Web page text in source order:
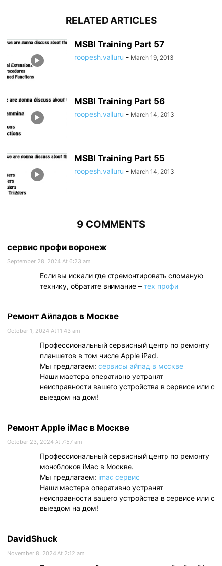
RELATED ARTICLES
MSBI Training Part 57
roopesh.valluru - March 19, 2013
MSBI Training Part 56
roopesh.valluru - March 14, 2013
MSBI Training Part 55
roopesh.valluru - March 14, 2013
9 COMMENTS
сервис профи воронеж
September 28, 2024 At 6:23 am
Если вы искали где отремонтировать сломаную
технику, обратите внимание – тех профи
Ремонт Айпадов в Москве
October 1, 2024 At 11:43 am
Профессиональный сервисный центр по ремонту
планшетов в том числе Apple iPad.
Мы предлагаем: сервисы айпад в москве
Наши мастера оперативно устранят
неисправности вашего устройства в сервисе или с
выездом на дом!
Ремонт Apple iMac в Москве
October 23, 2024 At 7:57 am
Профессиональный сервисный центр по ремонту
моноблоков iMac в Москве.
Мы предлагаем: imac сервис
Наши мастера оперативно устранят
неисправности вашего устройства в сервисе или с
выездом на дом!
DavidShuck
November 8, 2024 At 2:12 am